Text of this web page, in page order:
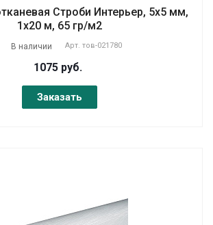
Строби Интерьер, 5х5 мм,
1х20 м, 65 гр/м2
В наличии Арт. тов-021780
1075 руб.
Заказать